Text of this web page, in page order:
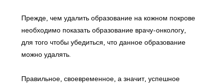
Прежде, чем удалить образование на кожном покрове
необходимо показать образование врачу-онкологу,
для того чтобы убедиться, что данное образование
можно удалять.
Правильное, своевременное, а значит, успешное